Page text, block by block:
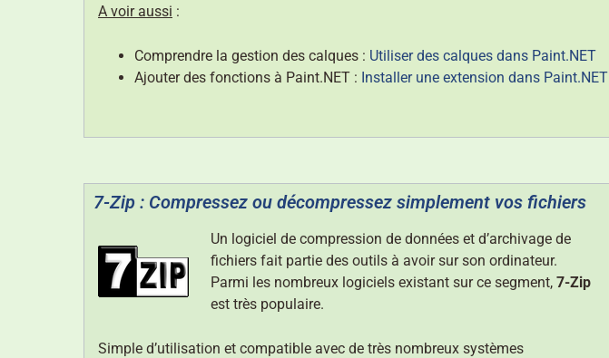
A voir aussi :
Comprendre la gestion des calques : Utiliser des calques dans Paint.NET
Ajouter des fonctions à Paint.NET : Installer une extension dans Paint.NET
7-Zip : Compressez ou décompressez simplement vos fichiers
Un logiciel de compression de données et d’archivage de
fichiers fait partie des outils à avoir sur son ordinateur.
Parmi les nombreux logiciels existant sur ce segment, 7-Zip
est très populaire.
Simple d’utilisation et compatible avec de très nombreux systèmes